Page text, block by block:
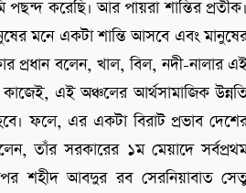
করেছি। আর পায়রা শান্তির প্রতীক।
মনে একটা শান্তি আসবে এবং
প্রধান বলেন, খাল, বিল, নদী-নালার
কাজেই, এই অঞ্চলের আর্থসামাজিক
ফলে, এর একটা বিরাট প্রভাব
তাঁর সরকারের ১ম মেয়াদে
উপর শহীদ আবদুর রব সেরনিয়াবাত